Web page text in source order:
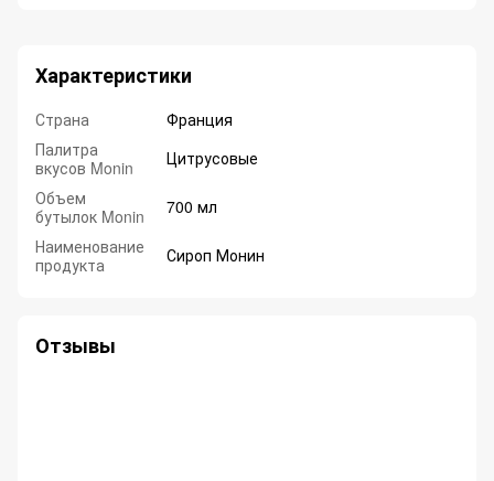
Характеристики
Страна
Франция
Палитра
вкусов Monin
Цитрусовые
Объем
бутылок Monin
700 мл
Наименование
продукта
Сироп Монин
Отзывы